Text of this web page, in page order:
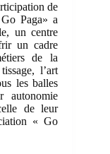
de
Paga» a
un centre
un cadre
de la
l’art
les balles
autonomie
de leur
« Go